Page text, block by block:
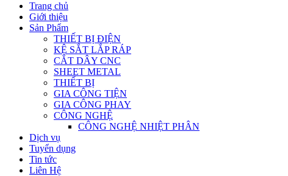
Trang chủ
Giới thiệu
Sản Phẩm
THIẾT BỊ ĐIỆN
KỆ SẮT LẮP RÁP
CẮT DÂY CNC
SHEET METAL
THIẾT BỊ
GIA CÔNG TIỆN
GIA CÔNG PHAY
CÔNG NGHỆ
CÔNG NGHỆ NHIỆT PHÂN
Dịch vụ
Tuyển dụng
Tin tức
Liên Hệ